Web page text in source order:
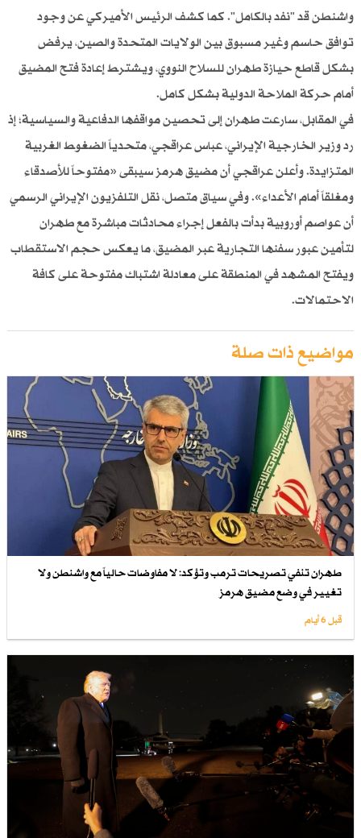
واشنطن قد "نفد بالكامل". كما كشف الرئيس الأميركي عن وجود
توافق حاسم وغير مسبوق بين الولايات المتحدة والصين، يرفض
بشكل قاطع حيازة طهران للسلاح النووي، ويشترط إعادة فتح المضيق
أمام حركة الملاحة الدولية بشكل كامل.
في المقابل، سارعت طهران إلى تحصين مواقفها الدفاعية والسياسية؛ إذ
رد وزير الخارجية الإيراني، عباس عراقجي، متحدياً الضغوط الغربية
المتزايدة. وأعلن عراقجي أن مضيق هرمز سيبقى «مفتوحاً للأصدقاء
ومغلقاً أمام الأعداء». وفي سياق متصل، نقل التلفزيون الإيراني الرسمي
أن عواصم أوروبية بدأت بالفعل إجراء محادثات مباشرة مع طهران
لتأمين عبور سفنها التجارية عبر المضيق، ما يعكس حجم الاستقطاب
ويفتح المشهد في المنطقة على معادلة اشتباك مفتوحة على كافة
الاحتمالات.
مواضيع ذات صلة
طهران تنفي تصريحات ترمب وتؤكد: لا مفاوضات حالياً مع واشنطن ولا
تغيير في وضع مضيق هرمز
قبل 6 أيام